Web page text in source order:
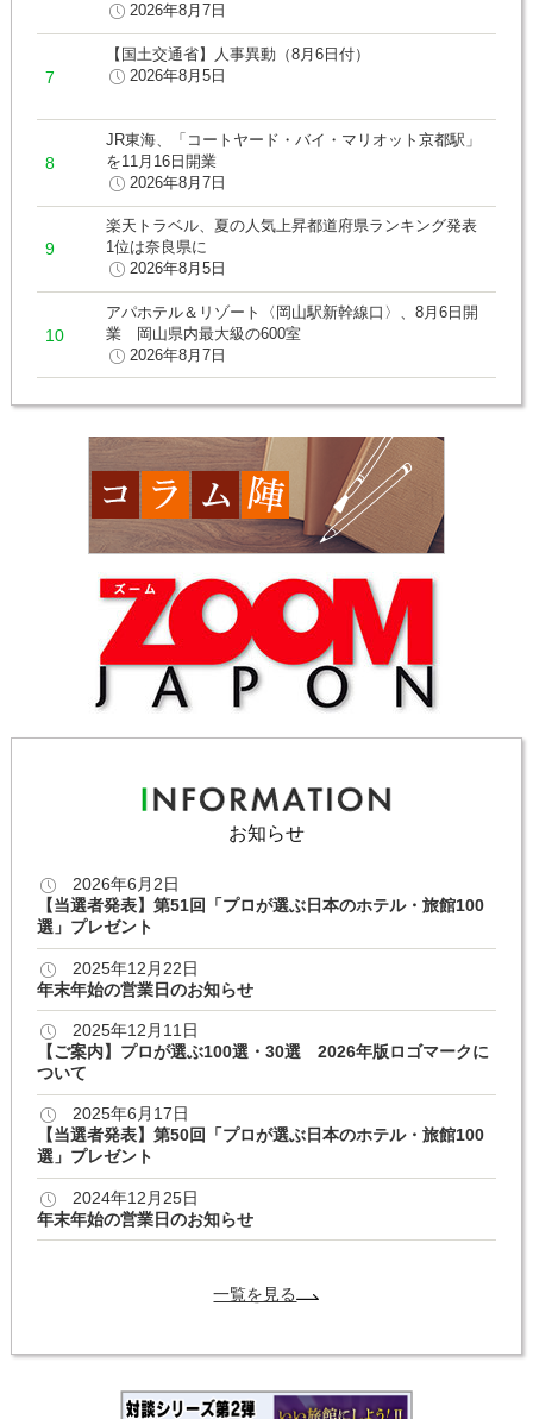
2026年8月7日
【国土交通省】人事異動（8月6日付）
2026年8月5日
JR東海、「コートヤード・バイ・マリオット京都駅」
を11月16日開業
2026年8月7日
楽天トラベル、夏の人気上昇都道府県ランキング発表
1位は奈良県に
2026年8月5日
アパホテル＆リゾート〈岡山駅新幹線口〉、8月6日開
業 岡山県内最大級の600室
2026年8月7日
お知らせ
2026年6月2日
【当選者発表】第51回「プロが選ぶ日本のホテル・旅館100
選」プレゼント
2025年12月22日
年末年始の営業日のお知らせ
2025年12月11日
【ご案内】プロが選ぶ100選・30選 2026年版ロゴマークに
ついて
2025年6月17日
【当選者発表】第50回「プロが選ぶ日本のホテル・旅館100
選」プレゼント
2024年12月25日
年末年始の営業日のお知らせ
一覧を見る